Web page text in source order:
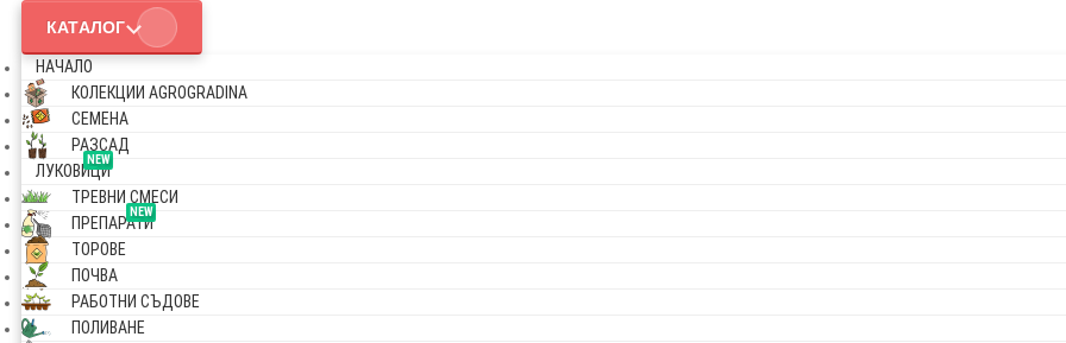
КАТАЛОГ
НАЧАЛО
КОЛЕКЦИИ AGROGRADINA
СЕМЕНА
РАЗСАД
NEW
ЛУКОВИЦИ
ТРЕВНИ СМЕСИ
NEW
ПРЕПАРАТИ
ТОРОВЕ
ПОЧВА
РАБОТНИ СЪДОВЕ
ПОЛИВАНЕ